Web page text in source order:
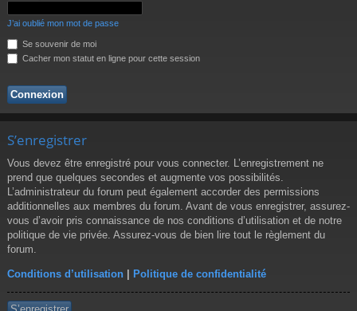
J’ai oublié mon mot de passe
Se souvenir de moi
Cacher mon statut en ligne pour cette session
S’enregistrer
Vous devez être enregistré pour vous connecter. L’enregistrement ne
prend que quelques secondes et augmente vos possibilités.
L’administrateur du forum peut également accorder des permissions
additionnelles aux membres du forum. Avant de vous enregistrer, assurez-
vous d’avoir pris connaissance de nos conditions d’utilisation et de notre
politique de vie privée. Assurez-vous de bien lire tout le règlement du
forum.
Conditions d’utilisation | Politique de confidentialité
S’enregistrer